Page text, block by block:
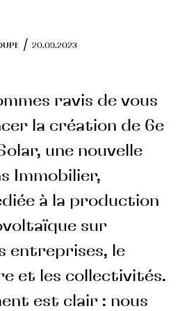
/ 20.09.2023
ravis de vous
la création de 6e
une nouvelle
Immobilier,
à la production
sur
entreprises, le
et les collectivités.
est clair : nous